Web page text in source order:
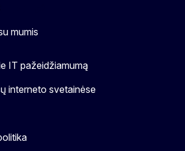
mumis
IT pažeidžiamumą
interneto svetainėse